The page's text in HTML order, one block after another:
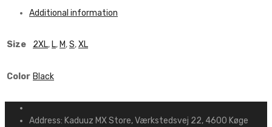
quantityAdditional information
Size 2XL, L, M,S,XL
Color Black
Address: Kaduuz MX Store, Værkstedsvej 22, 4600 Køge